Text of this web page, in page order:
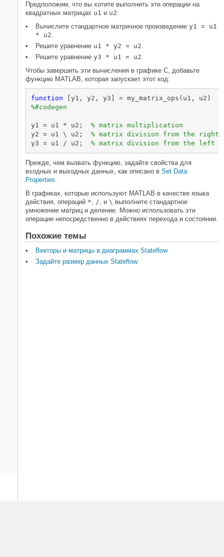
Предположим, что вы хотите выполнить эти операции на
квадратных матрицах u1 и u2:
Вычислите стандартное матричное произведение y1 = u1
* u2.
Решите уравнение u1 * y2 = u2.
Решите уравнение y3 * u1 = u2.
Чтобы завершить эти вычисления в графике C, добавьте
функцию MATLAB, которая запускает этот код:
function
%#codegen
y1 = u1 * u2; % matrix multiplication
y2 = u1 \ u2; % matrix division from the right
y3 = u1 / u2; % matrix division from the left
Прежде, чем вызвать функцию, задайте свойства для
входных и выходных данных, как описано в Set Data
Properties.
В графиках, которые используют MATLAB в качестве языка
действия, операций *, /, и \ выполните стандартное
умножение матриц и деление. Можно использовать эти
операции непосредственно в действиях перехода и состоянии.
Похожие темы
Векторы и матрицы в диаграммах Stateflow
Задайте размер данных Stateflow